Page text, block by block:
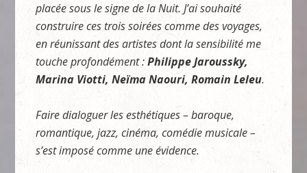
placée sous le signe de la Nuit. J’ai souhaité
construire ces trois soirées comme des voyages,
en réunissant des artistes dont la sensibilité me
touche profondément :Philippe Jaroussky,
Marina Viotti, Neïma Naouri, Romain Leleu.
Faire dialoguer les esthétiques – baroque,
romantique, jazz, cinéma, comédie musicale –
s’est imposé comme une évidence.